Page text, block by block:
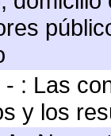
- : Las
y los